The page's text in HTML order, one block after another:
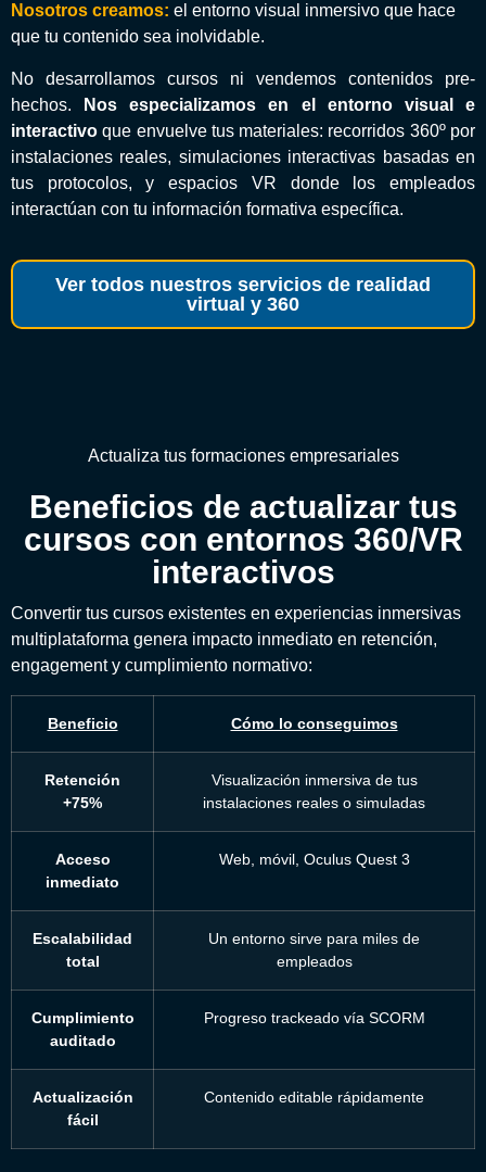
Nosotros creamos: el entorno visual inmersivo que hace
que tu contenido sea inolvidable.
No desarrollamos cursos ni vendemos contenidos pre-
hechos.
Nos especializamos en el entorno visual e
interactivo que envuelve tus materiales: recorridos 360º por
instalaciones reales, simulaciones interactivas basadas en
tus protocolos, y espacios VR donde los empleados
interactúan con tu información formativa específica.
Ver todos nuestros servicios de realidad
virtual y 360
Actualiza tus formaciones empresariales
Beneficios de actualizar tus
cursos con entornos 360/VR
interactivos
Convertir tus cursos existentes en experiencias inmersivas
multiplataforma genera impacto inmediato en retención,
engagement y cumplimiento normativo:
Beneficio Cómo lo conseguimos
Retención
+75%
Visualización inmersiva de tus
instalaciones reales o simuladas
Acceso
inmediato
Web, móvil, Oculus Quest 3
Escalabilidad
total
Un entorno sirve para miles de
empleados
Cumplimiento
auditado
Progreso trackeado vía SCORM
Actualización
fácil
Contenido editable rápidamente